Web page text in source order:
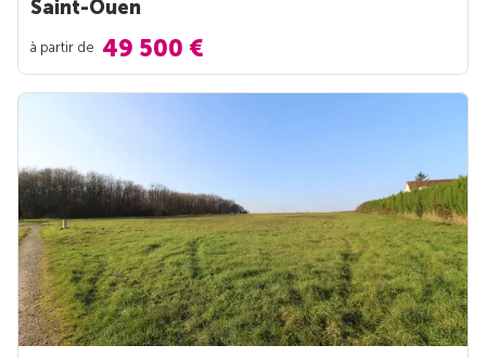
Saint-Ouen
à partir de 49 500 €